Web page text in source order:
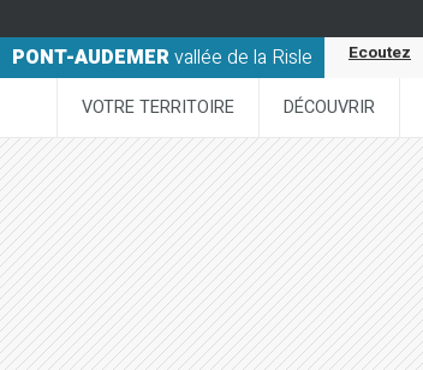
PONT-AUDEMERvallée de la Risle Ecoutez
VOTRE TERRITOIRE DÉCOUVRIR